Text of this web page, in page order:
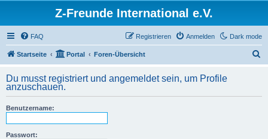
Z-Freunde International e.V.
Dark mode
FAQ Anmelden
Registrieren
Startseite Portal Foren-Übersicht
h
Du musst registriert und angemeldet sein, um Profile
anzuschauen.
Benutzername:
Passwort: